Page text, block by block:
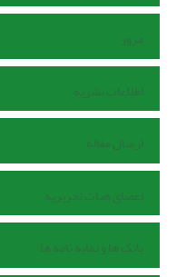
مرور
اطلاعات نشریه
ارسال مقاله
اعضای هیات تحریریه
بانک ها و نمایه نامه ها